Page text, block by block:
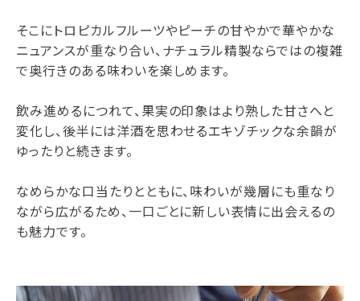
そこにトロピカルフルーツやピーチの甘やかで華やかな
ニュアンスが重なり合い、ナチュラル精製ならではの複雑
で奥行きのある味わいを楽しめます。
飲み進めるにつれて、果実の印象はより熟した甘さへと
変化し、後半には洋酒を思わせるエキゾチックな余韻が
ゆったりと続きます。
なめらかな口当たりとともに、味わいが幾層にも重なり
ながら広がるため、一口ごとに新しい表情に出会えるの
も魅力です。